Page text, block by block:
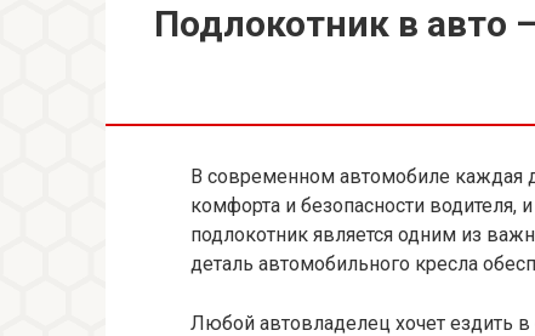
Подлокотник в авто
В современном автомобиле каждая
комфорта и безопасности
подлокотник является одним из
деталь автомобильного кресла
Любой автовладелец хочет ездить